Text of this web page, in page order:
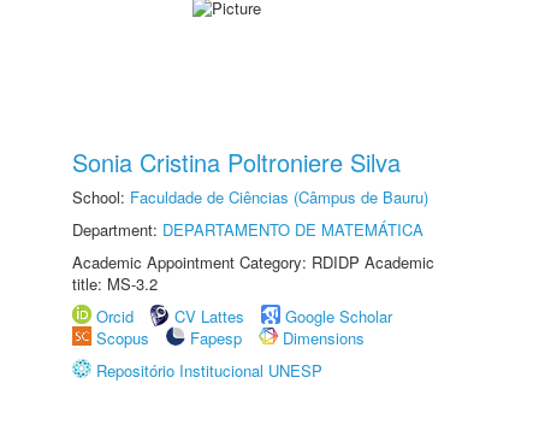
Sonia Cristina Poltroniere Silva
School: Faculdade de Ciências (Câmpus de Bauru)
Department: DEPARTAMENTO DE MATEMÁTICA
Academic Appointment Category: RDIDP Academic
title: MS-3.2
Orcid
CV Lattes
Google Scholar
Scopus
Fapesp
Dimensions
Repositório Institucional UNESP